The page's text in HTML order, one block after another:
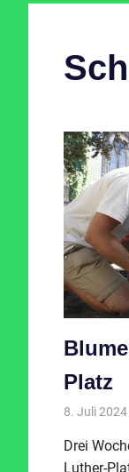
Platz
8. Juli 2024
Drei
Luther-